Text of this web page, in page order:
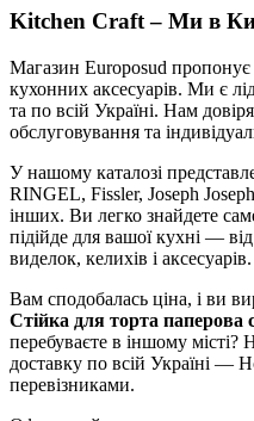
Kitchen Craft – Ми в
Магазин Europosud
кухонних аксесуарів. Ми є
та по всій Україні. Нам
обслуговування та
У нашому каталозі
RINGEL, Fissler, Joseph
інших. Ви легко знайдете
підійде для вашої кухні —
виделок, келихів і аксесуарів.
Вам сподобалась ціна, і ви
Стійка для торта
перебуваєте в іншому
доставку по всій Україні
перевізниками.